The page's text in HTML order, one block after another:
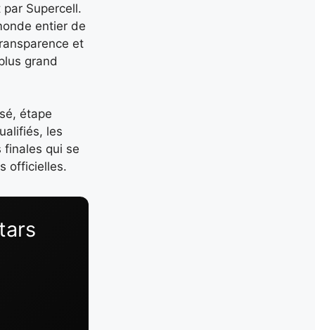
Supercell.
entier de
et
grand
étape
les
finales qui se
officielles.